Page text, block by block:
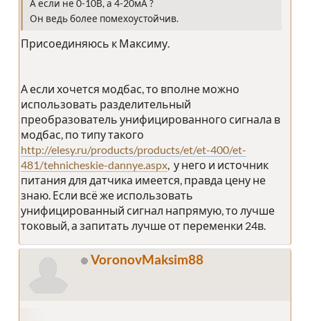
А если не 0-10В, а 4-20мА ?
Он ведь более помехоустойчив.
Присоединяюсь к Максиму.
А если хочется модбас, то вполне можно
использовать разделительный
преобразователь унифицированного сигнала в
модбас, по типу такого
http://elesy.ru/products/products/et/et-400/et-
481/tehnicheskie-dannye.aspx, у него и источник
питания для датчика имеется, правда цену не
знаю. Если всё же использовать
унифицированный сигнал напрямую, то лучше
токовый, а запитать лучше от переменки 24в.
VoronovMaksim88